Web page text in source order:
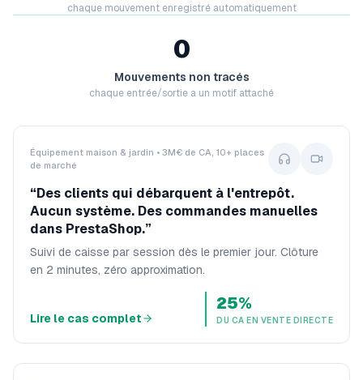
chaque mouvement enregistré automatiquement
0
Mouvements non tracés
chaque entrée/sortie a un motif attaché
Équipement maison & jardin • 3M€ de CA, 10+ places
de marché
“Des clients qui débarquent à l'entrepôt.
Aucun système. Des commandes manuelles
dans PrestaShop.”
Suivi de caisse par session dès le premier jour. Clôture
en 2 minutes, zéro approximation.
Lire le cas complet
25%
DU CA EN VENTE DIRECTE